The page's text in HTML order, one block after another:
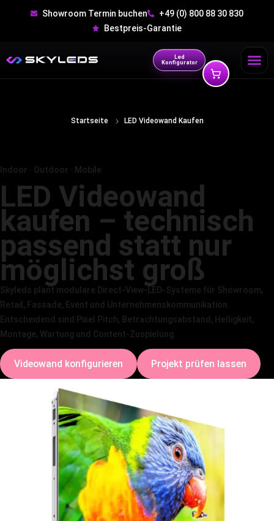
Showroom Termin buchen
+49 (0) 800 88 30 830
Bestpreis-Garantie
Led
Konfigurator
Startseite LED Videowand Kaufen
Indoor · Outdoor · Mobile
LED Videowand
kaufen – technisch
passend statt nur
möglichst groß
Skyleds plant modulare Direct-View-LED-Systeme für Showroom,
Retail, Fassade, Event und Unternehmenskommunikation.
Entscheidend sind Pixel Pitch, Betrachtungsabstand, Helligkeit,
Montage, Wartung und Content-Zuspielung.
Videowand konfigurieren Projekt prüfen lassen